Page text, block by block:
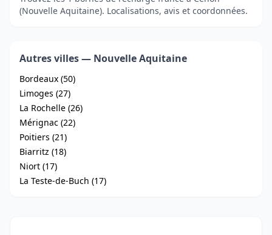
(Nouvelle Aquitaine). Localisations, avis et coordonnées.
Autres villes — Nouvelle Aquitaine
Bordeaux (50)
Limoges (27)
La Rochelle (26)
Mérignac (22)
Poitiers (21)
Biarritz (18)
Niort (17)
La Teste-de-Buch (17)